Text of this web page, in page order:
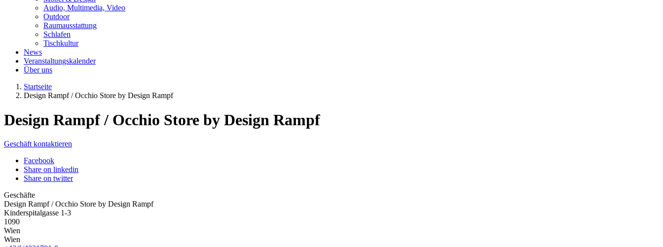
Audio, Multimedia, Video
Outdoor
Raumausstattung
Schlafen
Tischkultur
News
Veranstaltungskalender
Über uns
Startseite
Design Rampf / Occhio Store by Design Rampf
Design Rampf / Occhio Store by Design Rampf
Geschäft kontaktieren
Facebook
Share on linkedin
Share on twitter
Geschäfte
Design Rampf / Occhio Store by Design Rampf
Kinderspitalgasse 1-3
1090
Wien
Wien